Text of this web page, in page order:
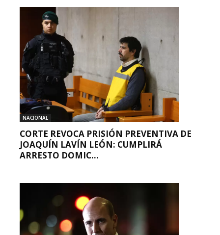
NACIONAL
CORTE REVOCA PRISIÓN PREVENTIVA DE
JOAQUÍN LAVÍN LEÓN: CUMPLIRÁ
ARRESTO DOMIC...